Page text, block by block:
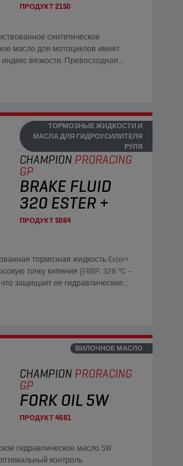
ПРОДУКТ2150
синтетическое
масло для мотоциклов имеет
вязкости. Превосходная
защиту всех передач.
ТОРМОЗНЫЕ ЖИДКОСТИ И
МАСЛА ДЛЯ ГИДРОУСИЛИТЕЛЯ
РУЛЯ
CHAMPION PRORACING
GP
BRAKE FLUID
320 ESTER +
ПРОДУКТ5064
тормозная жидкость Ester+
точку кипения (ERBP: 328 °C –
что защищает ее гидравлические
ВИЛОЧНОЕ МАСЛО
CHAMPION PRORACING
GP
FORK OIL 5W
ПРОДУКТ4661
гидравлическое масло 5W
контроль